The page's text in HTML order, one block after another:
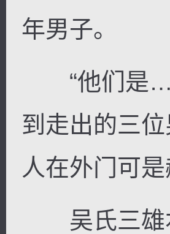
年男子。
“他们是
到走出的三
人在外门可
吴氏三雄